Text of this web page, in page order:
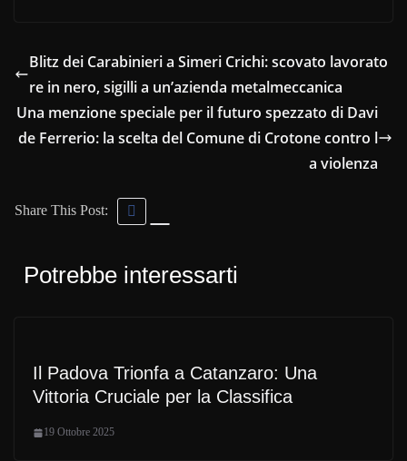
Blitz dei Carabinieri a Simeri Crichi: scovato lavorato
re in nero, sigilli a un’azienda metalmeccanica
Una menzione speciale per il futuro spezzato di Davi
de Ferrerio: la scelta del Comune di Crotone contro l
a violenza
Share This Post:
Potrebbe interessarti
Il Padova Trionfa a Catanzaro: Una
Vittoria Cruciale per la Classifica
19 Ottobre 2025